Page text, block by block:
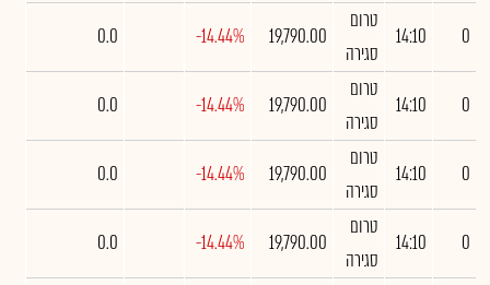
0
14:10
טרום
סגירה
19,790.00
-14.44%
0.0
0
14:10
טרום
סגירה
19,790.00
-14.44%
0.0
0
14:10
טרום
סגירה
19,790.00
-14.44%
0.0
0
14:10
טרום
סגירה
19,790.00
-14.44%
0.0